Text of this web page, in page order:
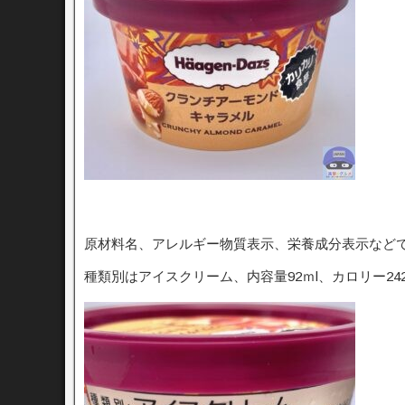
原材料名、アレルギー物質表示、栄養成分表示など
種類別はアイスクリーム、内容量92ｍl、カロリー